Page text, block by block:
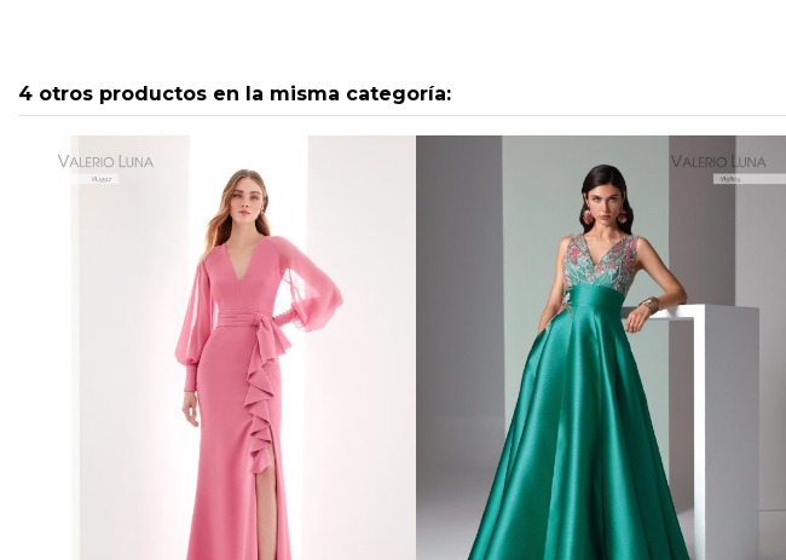
4 otros productos en la misma categoría: